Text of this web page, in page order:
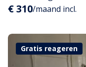
€ 310/maand incl.
Gratis reageren